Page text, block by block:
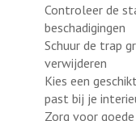
Controleer de
beschadigingen
Schuur de trap
verwijderen
Kies een
past bij je
Zorg voor